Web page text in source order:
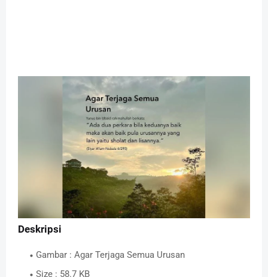
Deskripsi
Gambar : Agar Terjaga Semua Urusan
Size : 58.7 KB